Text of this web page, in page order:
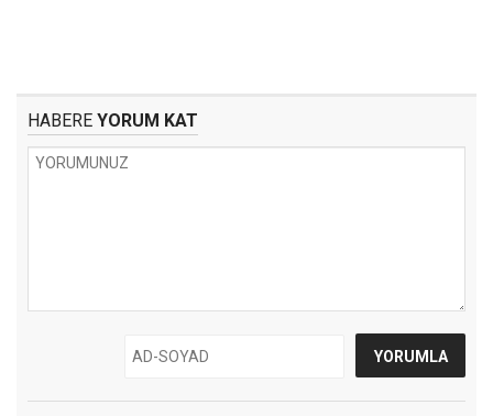
HABERE YORUM KAT